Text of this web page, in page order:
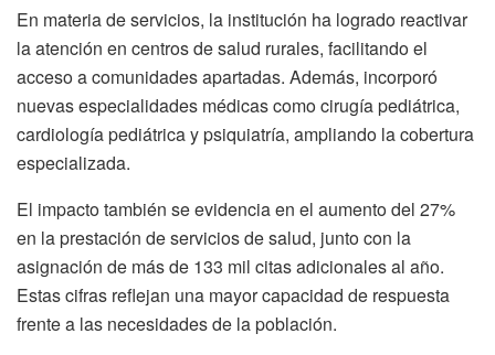
En materia de servicios, la institución ha logrado reactivar
la atención en centros de salud rurales, facilitando el
acceso a comunidades apartadas. Además, incorporó
nuevas especialidades médicas como cirugía pediátrica,
cardiología pediátrica y psiquiatría, ampliando la cobertura
especializada.
El impacto también se evidencia en el aumento del 27%
en la prestación de servicios de salud, junto con la
asignación de más de 133 mil citas adicionales al año.
Estas cifras reflejan una mayor capacidad de respuesta
frente a las necesidades de la población.